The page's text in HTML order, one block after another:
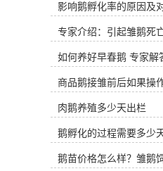
2、温度合适。1～5日龄
28℃，6～10日龄在
～20日龄为20℃～24℃
为17℃～20℃。3、精心
时定量饲喂，宜选用少
的喂法。雏鹅在出壳24
喂水后开食，喂浸泡的
菜。开食后前两天喂4～
35%，青菜占65%。11～
以青料为主。21日龄后
饲料，每天喂4～5次。
影响鹅孵化率的原因及
专家介绍：引起雏鹅死
如何养好早春鹅 专家解
商品鹅接雏前后如果操
肉鹅养殖多少天出栏
鹅孵化的过程需要多少